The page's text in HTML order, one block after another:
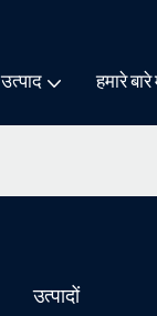
उत्पाद हमारे बारे
उत्पादों